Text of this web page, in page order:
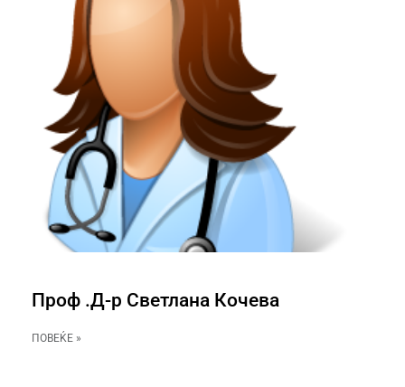
Проф .Д-р Светлана Кочева
ПОВЕЌЕ »